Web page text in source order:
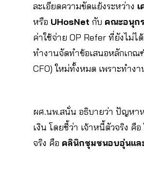
ละเอียดความขัดแย้งระหว่าง
หรือ UHosNet กับ คณะอนุก
ค่าใช้จ่าย OP Refer ที่ยังไม่
ทำงานจัดทำข้อเสนอหลักเกณ
CFO) ใหม่ทั้งหมด เพราะทำง
ผศ.นพ.สนั่น อธิบายว่า ปัญหา
เงิน โดยชี้ว่า เจ้าหนี้ตัวจริง คือ
จริง คือ คลินิกชุมชนอบอุ่นแ